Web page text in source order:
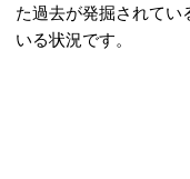
た過去が発掘されてい
いる状況です。